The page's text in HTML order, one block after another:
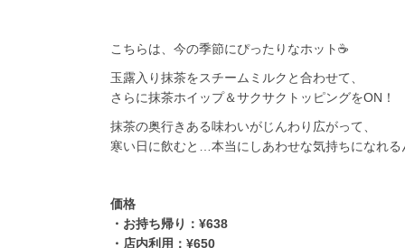
こちらは、今の季節にぴったりなホット☕️
玉露入り抹茶をスチームミルクと合わせて、
さらに抹茶ホイップ＆サクサクトッピングをON！
抹茶の奥行きある味わいがじんわり広がって、
寒い日に飲むと…本当にしあわせな気持ちになれる
価格
・お持ち帰り：¥638
・店内利用：¥650